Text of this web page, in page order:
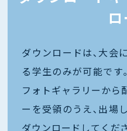
ダウンロードは､大会
る学生のみが可能で
フォトギャラリーから
ーを受領のうえ､出場
ダウンロードしてくだ